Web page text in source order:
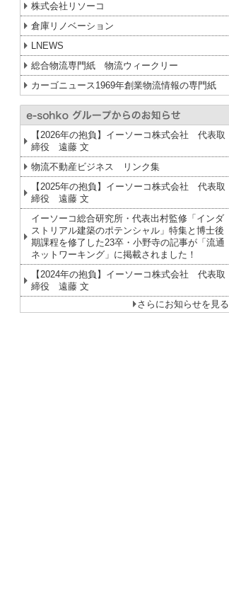
株式会社リソーコ
倉庫リノベーション
LNEWS
総合物流専門紙 物流ウィークリー
カーゴニュース1969年創業物流情報の専門紙
【2026年の抱負】イーソーコ株式会社 代表取
締役 遠藤 文
物流不動産ビジネス リンク集
【2025年の抱負】イーソーコ株式会社 代表取
締役 遠藤 文
イーソーコ総合研究所・代表出村監修「インダ
ストリアル建築のポテンシャル」特集と博士後
期課程を修了した23卒・小野寺の記事が「流通
ネットワーキング」に掲載されました！
【2024年の抱負】イーソーコ株式会社 代表取
締役 遠藤 文
さらにお知らせを見る